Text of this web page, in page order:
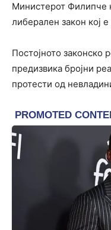
Министерот Филипче
либерален закон кој
Постојното законско
предизвика бројни
протести од